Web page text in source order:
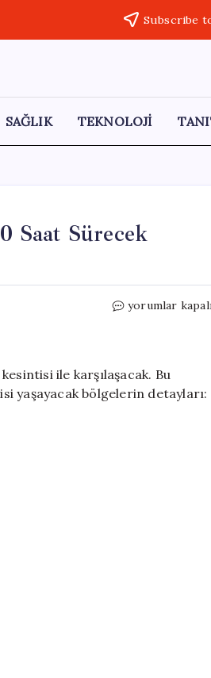
Subscribe
SAĞLIK TEKNOLOJİ
Saat Sürecek
İstanbul’da
Noktada
10
yorumlar
ile karşılaşacak. Bu
yaşayacak bölgelerin detayları: